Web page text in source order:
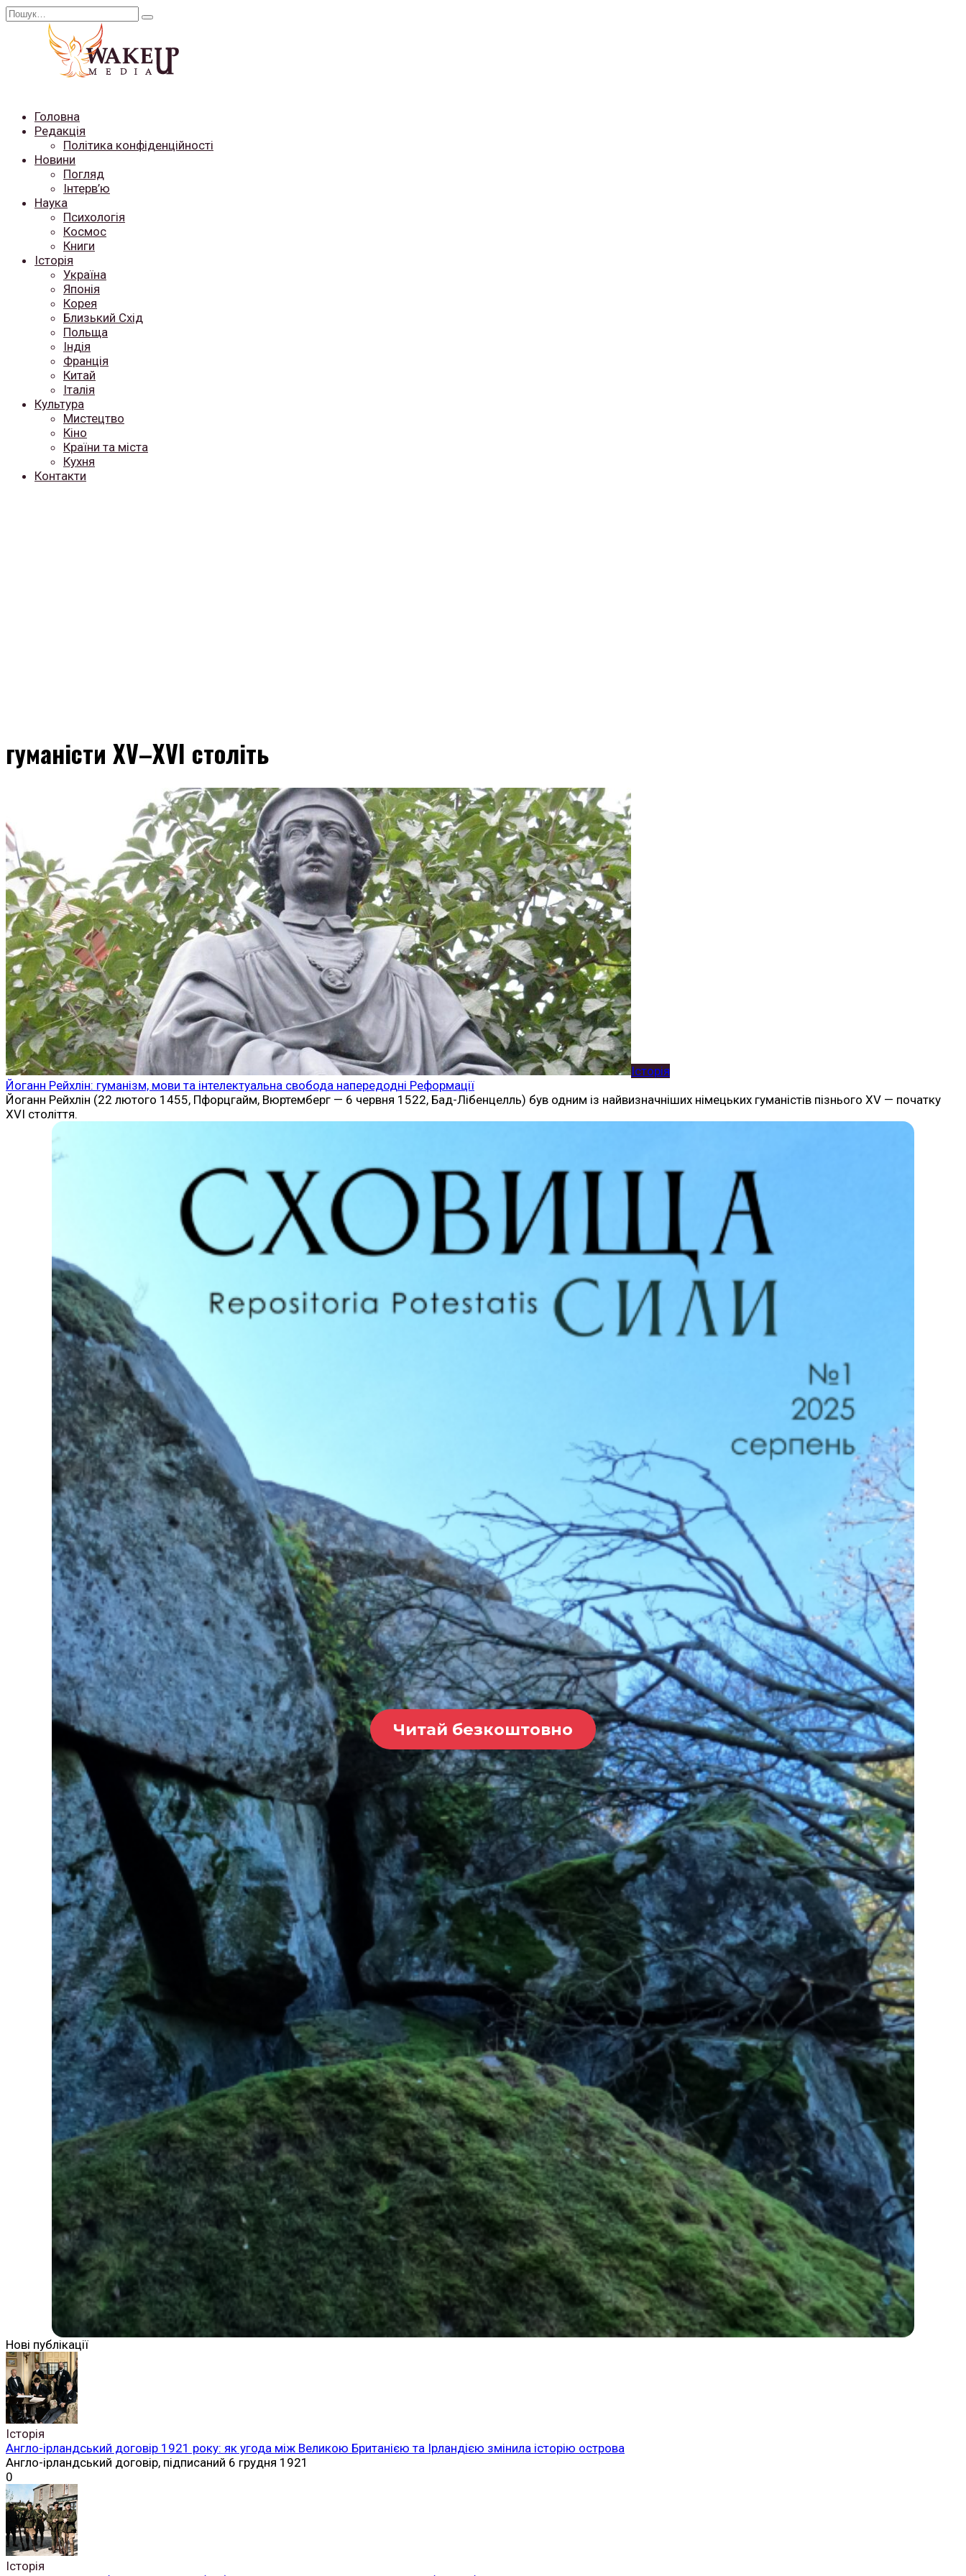
Перейти
Search
Головна
Редакція
Політика конфіденційності
Новини
Погляд
Інтерв’ю
Наука
Психологія
Космос
Книги
Історія
Україна
Японія
Корея
Близький Схід
Польща
Індія
Франція
Китай
Італія
Культура
Мистецтво
Кіно
Країни та міста
Кухня
Контакти
гуманісти XV–XVI століть
Історія
Йоганн Рейхлін: гуманізм, мови та інтелектуальна свобода напередодні Реформації
Йоганн Рейхлін (22 лютого 1455, Пфорцгайм, Вюртемберг — 6 червня 1522, Бад-Лібенцелль) був одним із найвизначніших німецьких гуманістів пізнього XV — початку
XVI століття.
Читай безкоштовно
Нові публікації
Історія
Англо-ірландський договір 1921 року: як угода між Великою Британією та Ірландією змінила історію острова
Англо-ірландський договір, підписаний 6 грудня 1921
0
Історія